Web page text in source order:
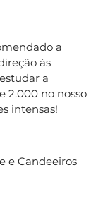
a
às
a
2.000 no nosso
intensas!
e Candeeiros